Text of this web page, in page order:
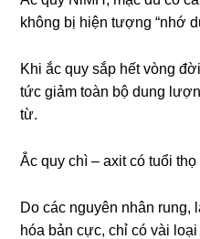
không bị hiện tượng “nhớ
Khi ắc quy sắp hết vòng
tức giảm toàn bộ dung
từ.
Ắc quy chì – axit có tuổi
Do các nguyên nhân rung,
hóa bản cực, chỉ có vài